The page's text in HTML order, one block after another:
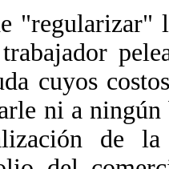
"regularizar"
cuyos
ni a
de